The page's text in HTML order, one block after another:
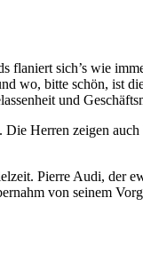
flaniert sich’s wie
wo, bitte schön, ist
und
Herren zeigen
Pierre Audi, der
von seinem